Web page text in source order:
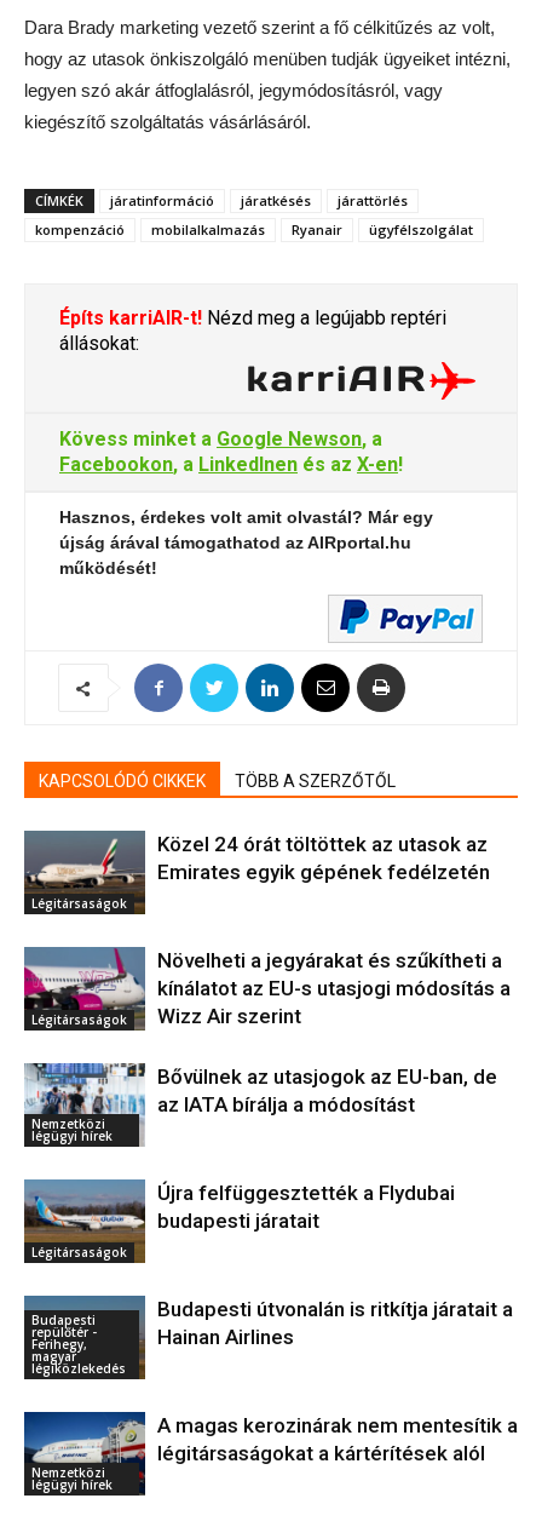
Dara Brady marketing vezető szerint a fő célkitűzés az volt,
hogy az utasok önkiszolgáló menüben tudják ügyeiket intézni,
legyen szó akár átfoglalásról, jegymódosításról, vagy
kiegészítő szolgáltatás vásárlásáról.
CÍMKÉK járatinformáció járatkésés
járattörlés
kompenzáció
mobilalkalmazás Ryanair ügyfélszolgálat
Építs karriAIR-t! Nézd meg a legújabb reptéri
állásokat:
Kövess minket a Google Newson, a
Facebookon, a LinkedInen és az X-en!
Hasznos, érdekes volt amit olvastál? Már egy
újság árával támogathatod az AIRportal.hu
működését!
KAPCSOLÓDÓ CIKKEK TÖBB A SZERZŐTŐL
Légitársaságok
Közel 24 órát töltöttek az utasok az
Emirates egyik gépének fedélzetén
Légitársaságok
Növelheti a jegyárakat és szűkítheti a
kínálatot az EU-s utasjogi módosítás a
Wizz Air szerint
Nemzetközi
légügyi hírek
Bővülnek az utasjogok az EU-ban, de
az IATA bírálja a módosítást
Légitársaságok
Újra felfüggesztették a Flydubai
budapesti járatait
Budapesti
repülőtér -
Ferihegy,
magyar
légiközlekedés
Budapesti útvonalán is ritkítja járatait a
Hainan Airlines
Nemzetközi
légügyi hírek
A magas kerozinárak nem mentesítik a
légitársaságokat a kártérítések alól